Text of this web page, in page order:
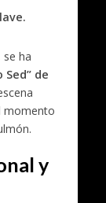
ha
Sed” de
momento
y